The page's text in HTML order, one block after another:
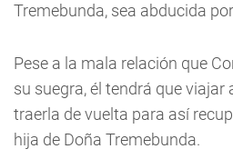
Tremebunda, sea abducida
Pese a la mala relación que
su suegra, él tendrá que viajar
traerla de vuelta para así
hija de Doña Tremebunda.